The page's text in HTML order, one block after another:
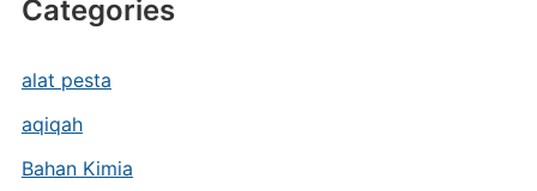
Categories
alat pesta
aqiqah
Bahan Kimia